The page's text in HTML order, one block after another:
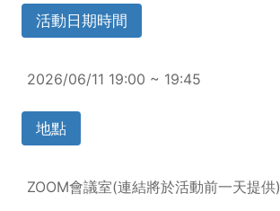
活動日期時間
2026/06/11 19:00 ~ 19:45
地點
ZOOM會議室(連結將於活動前一天提供)